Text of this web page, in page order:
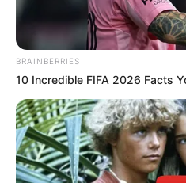
BRAINBERRIES
10 Incredible FIFA 2026 Facts